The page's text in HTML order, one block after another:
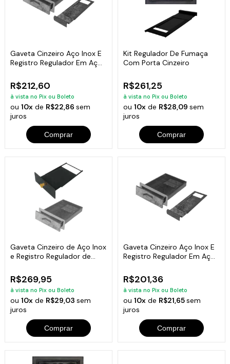
Gaveta Cinzeiro Aço Inox E
Registro Regulador Em Aço
R$212,60
à vista no Pix ou Boleto
ou10x de R$22,86sem
juros
Comprar
Kit Regulador De Fumaça
Com Porta Cinzeiro
R$261,25
à vista no Pix ou Boleto
ou 10xde R$28,09 sem
juros
Comprar
Gaveta Cinzeiro de Aço Inox
e Registro Regulador de
R$269,95
à vista no Pix ou Boleto
ou10x de R$29,03sem
juros
Comprar
Gaveta Cinzeiro Aço Inox E
Registro Regulador Em Aço
R$201,36
à vista no Pix ou Boleto
ou 10xde R$21,65sem
juros
Comprar